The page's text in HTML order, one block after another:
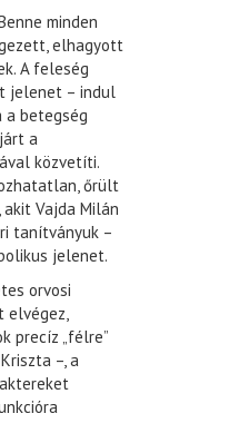
minden
elhagyott
A feleség
jelenet – indul
a betegség
a
közvetíti.
őrült
Vajda Milán
tanítványuk –
jelenet.
orvosi
elvégez,
precíz „félre”
–, a